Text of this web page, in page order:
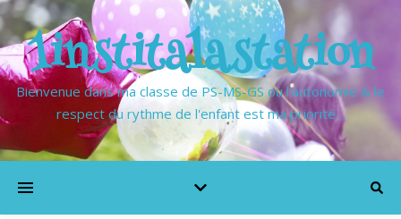
1institalastation
Bienvenue dans ma classe de PS-MS-GS où l'autonomie & le
respect du rythme de l'enfant est ma priorité…